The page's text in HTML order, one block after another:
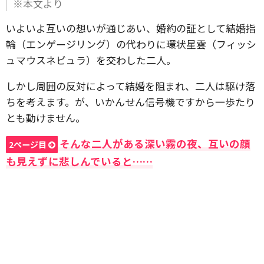
※本文より
いよいよ互いの想いが通じあい、婚約の証として結婚指
輪（エンゲージリング）の代わりに環状星雲（フィッシ
ュマウスネビュラ）を交わした二人。
しかし周囲の反対によって結婚を阻まれ、二人は駆け落
ちを考えます。が、いかんせん信号機ですから一歩たり
とも動けません。
2ページ目
そんな二人がある深い霧の夜、互いの顔
も見えずに悲しんでいると……